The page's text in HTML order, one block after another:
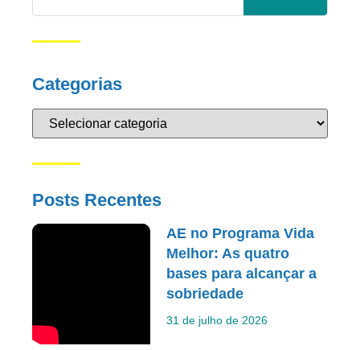
Categorias
Posts Recentes
AE no Programa Vida
Melhor: As quatro
bases para alcançar a
sobriedade
31 de julho de 2026